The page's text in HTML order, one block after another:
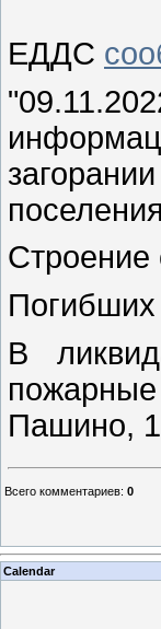
ЕДДС
Строение
Погибших
В
Пашино,
Всего комментариев: 0
Calendar